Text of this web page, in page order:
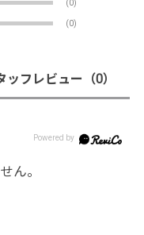
(0)
(0)
ッフレビュー （0）
ん。